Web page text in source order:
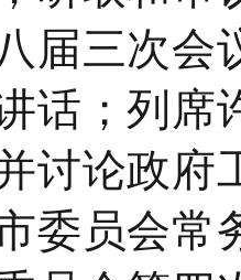
届三次会
话；列席
讨论政府
委员会常